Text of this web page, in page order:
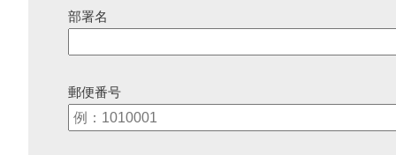
部署名
郵便番号